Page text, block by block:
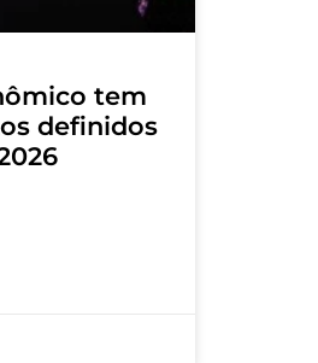
tem
definidos